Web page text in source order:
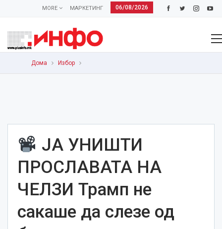
06/08/2026
МАРКЕТИНГ
MORE
Дома Избор
ЈА УНИШТИ
ПРОСЛАВАТА НА
ЧЕЛЗИ Трамп не
сакаше да слезе од